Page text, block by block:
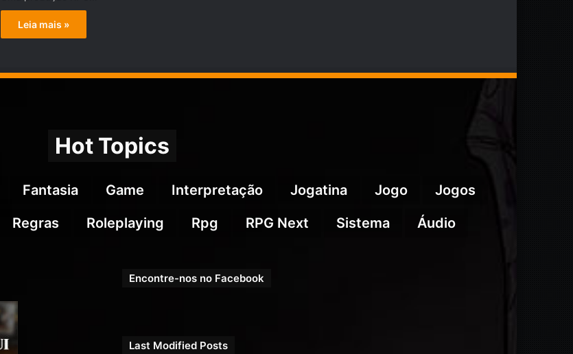
Leia mais »
Hot Topics
Fantasia Game Interpretação Jogatina Jogo
Jogos
Regras Roleplaying Rpg RPG Next Sistema Áudio
Encontre-nos no Facebook
Last Modified Posts